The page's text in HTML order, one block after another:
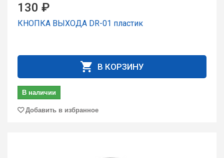
130 ₽
КНОПКА ВЫХОДА DR-01 пластик
В КОРЗИНУ
В наличии
Добавить в избранное